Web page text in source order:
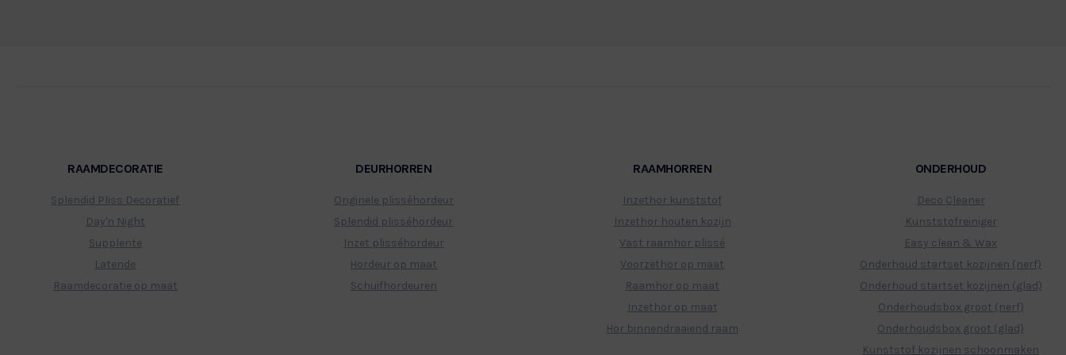
RAAMDECORATIE
Splendid Pliss Decoratief
Day'n Night
Supplente
Latende
Raamdecoratie op maat
DEURHORREN
Originele plisséhordeur
Splendid plisséhordeur
Inzet plisséhordeur
Hordeur op maat
Schuifhordeuren
RAAMHORREN
Inzethor kunststof
Inzethor houten kozijn
Vast raamhor plissé
Voorzethor op maat
Raamhor op maat
Inzethor op maat
Hor binnendraaiend raam
ONDERHOUD
Deco Cleaner
Kunststofreiniger
Easy clean & Wax
Onderhoud startset kozijnen (nerf)
Onderhoud startset kozijnen (glad)
Onderhoudsbox groot (nerf)
Onderhoudsbox groot (glad)
Kunststof kozijnen schoonmaken